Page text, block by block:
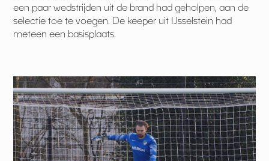
een paar wedstrijden uit de brand had geholpen, aan de
selectie toe te voegen. De keeper uit IJsselstein had
meteen een basisplaats.